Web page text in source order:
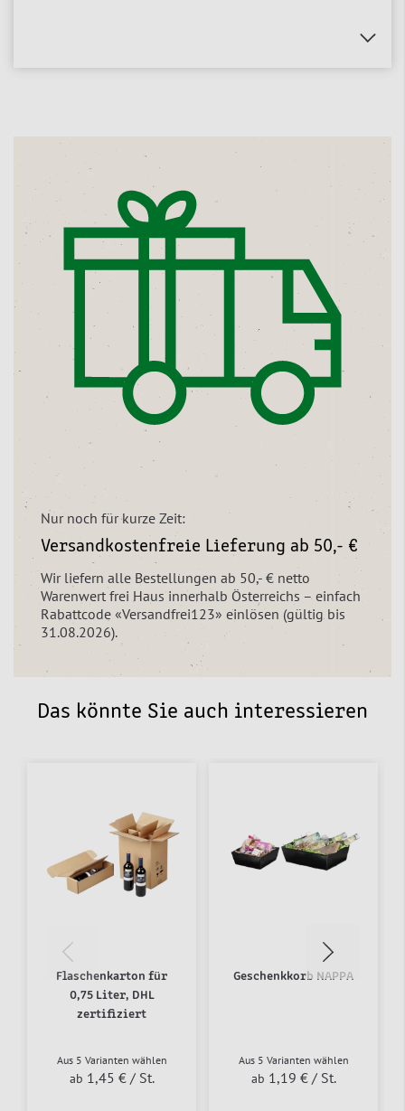
Nur noch für kurze Zeit:
Versandkostenfreie Lieferung ab 50,- €
Wir liefern alle Bestellungen ab 50,- € netto
Warenwert frei Haus innerhalb Österreichs – einfach
Rabattcode «Versandfrei123» einlösen (gültig bis
31.08.2026).
Das könnte Sie auch interessieren
Flaschenkarton für
0,75 Liter, DHL
zertifiziert
Aus 5 Varianten wählen
ab 1,45 € / St.
Geschenkkorb NAPPA
Aus 5 Varianten wählen
ab 1,19 € / St.